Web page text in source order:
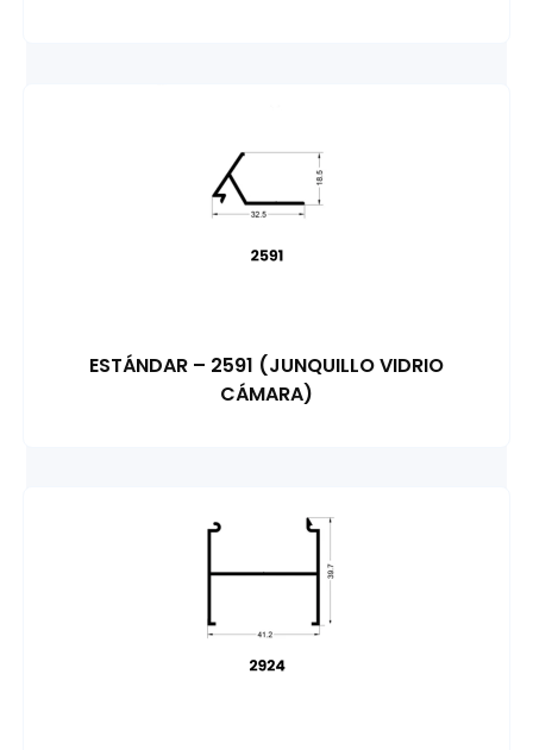
ESTÁNDAR – 2591 (JUNQUILLO VIDRIO
CÁMARA)